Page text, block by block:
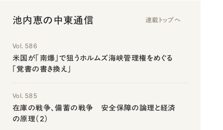
池内恵の中東通信 連載トップへ
Vol. 586
米国が「南爆」で狙うホルムズ海峡管理権をめぐる
「覚書の書き換え」
Vol. 585
在庫の戦争、備蓄の戦争 安全保障の論理と経済
の原理（2）